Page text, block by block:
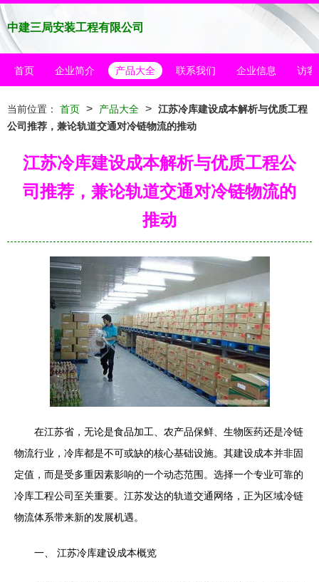
中建三局安装工程有限公司
首页 企业简介 产品大全 联系我们 企业信息 访客
当前位置： 首页 > 产品大全 > 江苏冷库建设成本解析与优质工程
公司推荐，兼论轨道交通对冷链物流的推动
江苏冷库建设成本解析与优质工程公
司推荐，兼论轨道交通对冷链物流的
推动
在江苏省，无论是食品加工、农产品保鲜、生物医药还是冷链
物流行业，冷库都是不可或缺的核心基础设施。其建设成本并非固
定值，而是受多重因素影响的一个动态范围。选择一个专业可靠的
冷库工程公司至关重要。江苏发达的轨道交通网络，正为区域冷链
物流体系带来新的发展机遇。
一、 江苏冷库建设成本概览